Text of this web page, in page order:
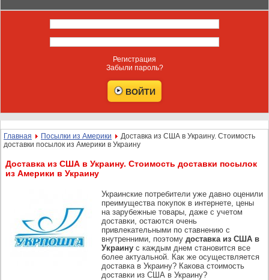
Регистрация
Забыли пароль?
Главная Посылки из Америки
Доставка из США в Украину. Стоимость
доставки посылок из Америки в Украину
Доставка из США в Украину. Стоимость доставки посылок
из Америки в Украину
Украинские потребители уже давно оценили
преимущества покупок в интернете, цены
на зарубежные товары, даже с учетом
доставки, остаются очень
привлекательными по ставнению с
внутренними, поэтому доставка из США в
Украину с каждым днем становится все
более актуальной. Как же осуществляется
доставка в Украину? Какова стоимость
доставки из США в Украину?